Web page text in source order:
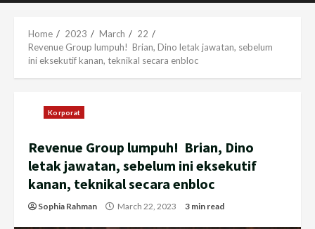
Home 2023 March
22
Revenue Group lumpuh! Brian, Dino letak jawatan, sebelum
ini eksekutif kanan, teknikal secara enbloc
Korporat
Revenue Group lumpuh! Brian, Dino
letak jawatan, sebelum ini eksekutif
kanan, teknikal secara enbloc
Sophia Rahman March 22, 2023 3 min read